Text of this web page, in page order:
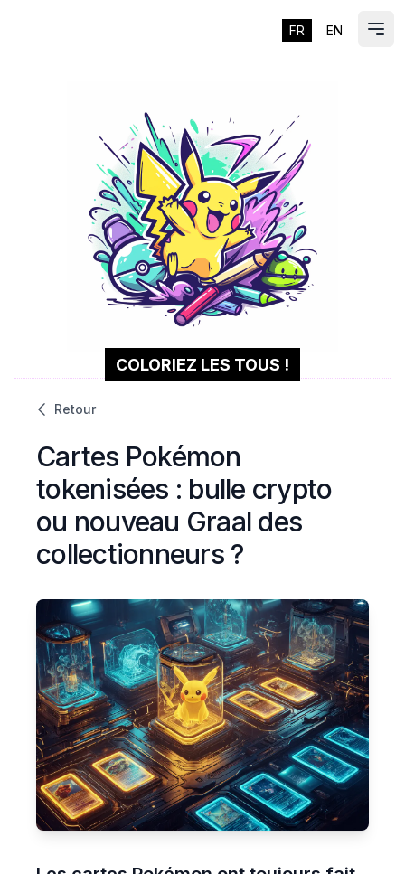
FR EN ES
COLORIEZ LES TOUS !
Retour
Cartes Pokémon
tokenisées : bulle crypto
ou nouveau Graal des
collectionneurs ?